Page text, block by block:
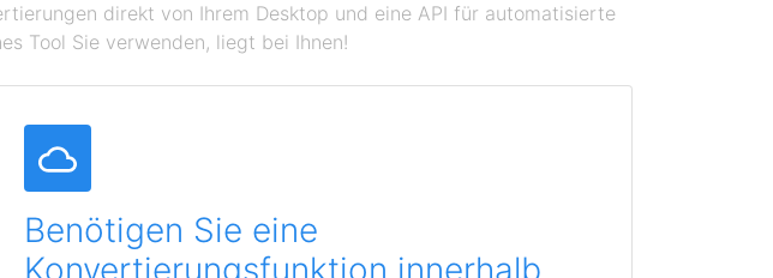
direkt von Ihrem Desktop und eine API für automatisierte
Tool Sie verwenden, liegt bei Ihnen!
Benötigen Sie eine
Konvertierungsfunktion innerhalb